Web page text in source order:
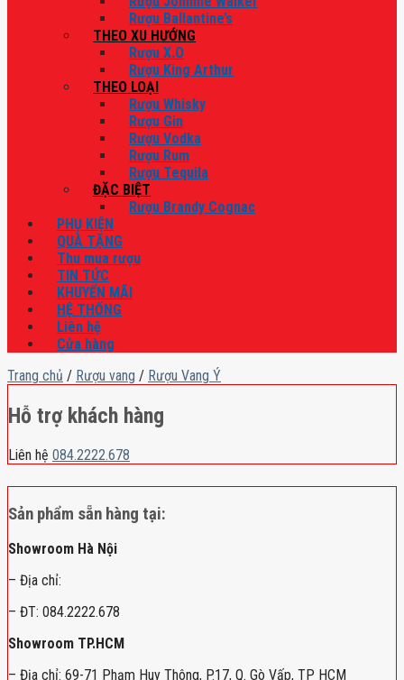
Rượu Ballantine’s
THEO XU HƯỚNG
Rượu X.O
Rượu King Arthur
THEO LOẠI
Rượu Whisky
Rượu Gin
Rượu Vodka
Rượu Rum
Rượu Tequila
ĐẶC BIỆT
Rượu Brandy Cognac
PHỤ KIỆN
QUÀ TẶNG
Thu mua rượu
TIN TỨC
KHUYẾN MÃI
HỆ THỐNG
Liên hệ
Cửa hàng
Trang chủ / Rượu vang / Rượu Vang Ý
Hỗ trợ khách hàng
Liên hệ 084.2222.678
Sản phẩm sẵn hàng tại:
Showroom Hà Nội
– Địa chỉ:
– ĐT: 084.2222.678
Showroom TP.HCM
– Địa chỉ: 69-71 Phạm Huy Thông, P.17, Q. Gò Vấp, TP HCM